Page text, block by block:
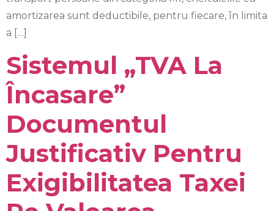
amortizarea sunt deductibile, pentru fiecare, în limita
a […]
Sistemul „TVA La
Încasare”
Documentul
Justificativ Pentru
Exigibilitatea Taxei